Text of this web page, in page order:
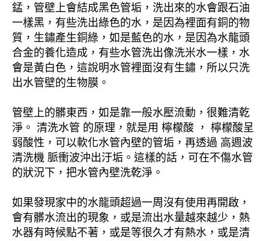
錳，管壁上會結成黑色管垢，洗出來的水會跟石油
一樣黑，有些洗出綠色的水，是因為裡面有銅的物
質，生鏽產生銅綠，如是藍色的水，是因為水龍頭
合金的養化造成，有些水管洗出像洗米水一樣，水
會是黃白色，這說明水管裡面沒有生鏽，所以只洗
出水管壁的生物膜。
管壁上的髒東西，如是靠一般水壓流動，很難清乾
淨。 清洗水管 的原理，就是用 檸檬酸 ， 檸檬酸呈
弱酸性，可以軟化水管內壁的管垢，再透過 高週波
清洗機 脈衝波沖出汙垢。這樣的話，可在不傷水管
的狀況下，把水管內壁洗乾淨。
如果發現家中的水龍頭超過一周沒有使用再開啟，
會有髒水流出的現象，或是流出水量越來越少，熱
水器有時候點不著，或是等很久才有熱水，或是清